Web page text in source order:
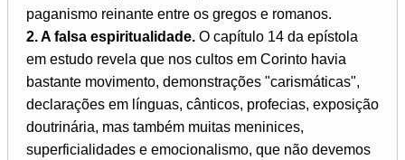
paganismo reinante entre os gregos e romanos.
2. A falsa espiritualidade. O capítulo 14 da epístola
em estudo revela que nos cultos em Corinto havia
bastante movimento, demonstrações "carismáticas",
declarações em línguas, cânticos, profecias, exposição
doutrinária, mas também muitas meninices,
superficialidades e emocionalismo, que não devemos